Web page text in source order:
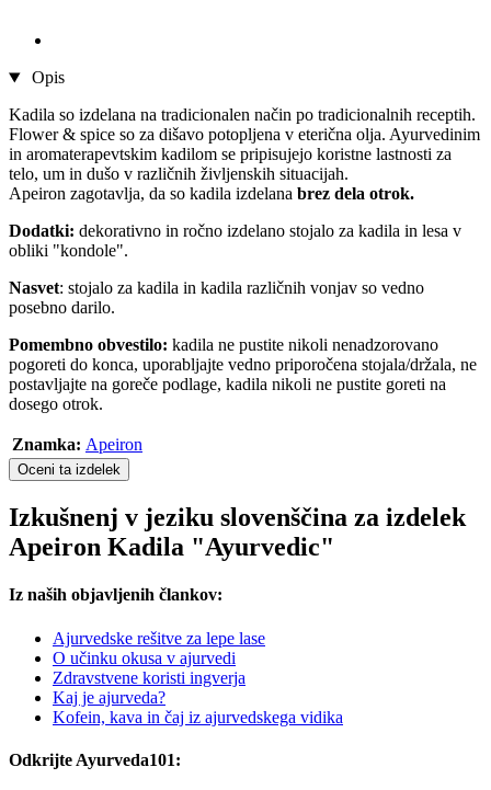
Opis
Kadila so izdelana na tradicionalen način po tradicionalnih receptih.
Flower & spice so za dišavo potopljena v eterična olja. Ayurvedinim
in aromaterapevtskim kadilom se pripisujejo koristne lastnosti za
telo, um in dušo v različnih življenskih situacijah.
Apeiron zagotavlja, da so kadila izdelana brez dela otrok.
Dodatki: dekorativno in ročno izdelano stojalo za kadila in lesa v
obliki "kondole".
Nasvet: stojalo za kadila in kadila različnih vonjav so vedno
posebno darilo.
Pomembno obvestilo: kadila ne pustite nikoli nenadzorovano
pogoreti do konca, uporabljajte vedno priporočena stojala/držala, ne
postavljajte na goreče podlage, kadila nikoli ne pustite goreti na
dosego otrok.
Znamka: Apeiron
Oceni ta izdelek
Izkušnenj v jeziku slovenščina za izdelek
Apeiron Kadila "Ayurvedic"
Iz naših objavljenih člankov:
Ajurvedske rešitve za lepe lase
O učinku okusa v ajurvedi
Zdravstvene koristi ingverja
Kaj je ajurveda?
Kofein, kava in čaj iz ajurvedskega vidika
Odkrijte Ayurveda101: